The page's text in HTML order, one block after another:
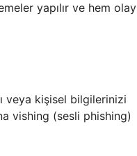
yapılır ve hem olay
veya kişisel bilgilerinizi
vishing (sesli phishing)